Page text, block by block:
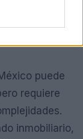
la
de
puede
requiere
inmobiliario,